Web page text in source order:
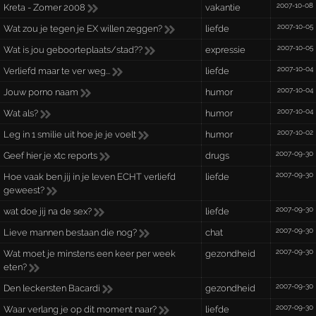
Kreta - Zomer 2008 vakantie 2007-10-08
Wat zou je tegen je EX willen zeggen? liefde 2007-10-05
Wat is jou geboorteplaats/stad?? expressie 2007-10-05
Verliefd maar te ver weg... liefde 2007-10-04
Jouw porno naam humor 2007-10-04
Wat als? humor 2007-10-04
Leg in 1 smilie uit hoe je je voelt humor 2007-10-02
Geef hier je xtc reports drugs 2007-09-30
Hoe vaak ben jij in je leven ECHT verliefd
geweest?
liefde 2007-09-30
wat doe jij na de sex? liefde 2007-09-30
Lieve mannen bestaan die nog? chat 2007-09-30
Wat moet je minstens een keer per week
eten?
gezondheid 2007-09-30
Den leckersten Bacardi gezondheid 2007-09-30
Waar verlang je op dit moment naar? liefde 2007-09-30